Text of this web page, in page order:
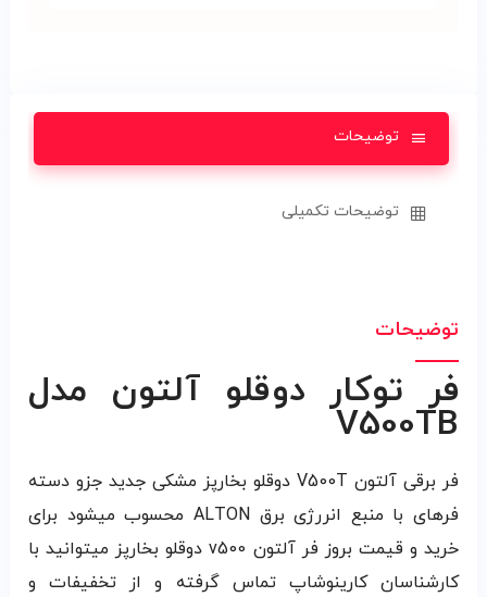
توضیحات
توضیحات تکمیلی
توضیحات
فر توکار دوقلو آلتون مدل
V500TB
فر برقی آلتون V500T دوقلو بخارپز مشکی جدید جزو دسته
فرهای با منبع انررژی برق ALTON محسوب میشود برای
خرید و قیمت بروز فر آلتون v500 دوقلو بخارپز میتوانید با
کارشناسان کارینوشاپ تماس گرفته و از تخفیفات و